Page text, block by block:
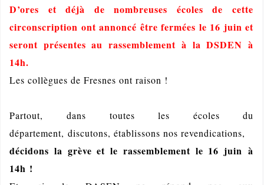
D’ores et déjà de nombreuses écoles de cette
circonscription ont annoncé être fermées le 16 juin et
seront présentes au rassemblement à la DSDEN à
14h.
Les collègues de Fresnes ont raison !
Partout,dans toutes les écoles du
département, discutons, établissons nos revendications,
décidons la grève et le rassemblement le 16 juin à
14h !